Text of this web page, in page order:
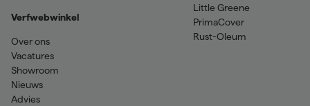
Verfwebwinkel
Over ons
Vacatures
Showroom
Nieuws
Advies
Little Greene
PrimaCover
Rust-Oleum